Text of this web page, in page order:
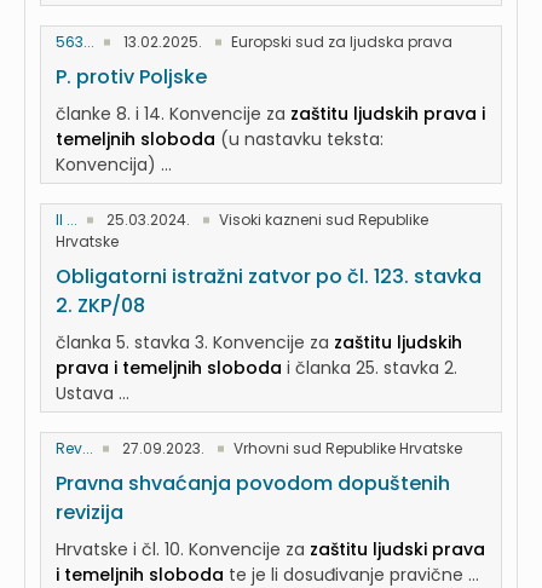
563... 13.02.2025. Europski sud za ljudska prava
P. protiv Poljske
članke 8. i 14. Konvencije za zaštitu ljudskih prava i
temeljnih sloboda (u nastavku teksta:
Konvencija) ...
II ... 25.03.2024.
Visoki kazneni sud Republike
Hrvatske
Obligatorni istražni zatvor po čl. 123. stavka
2. ZKP/08
članka 5. stavka 3. Konvencije za zaštitu ljudskih
prava i temeljnih sloboda i članka 25. stavka 2.
Ustava ...
Rev... 27.09.2023. Vrhovni sud Republike Hrvatske
Pravna shvaćanja povodom dopuštenih
revizija
Hrvatske i čl. 10. Konvencije za zaštitu ljudski prava
i temeljnih sloboda te je li dosuđivanje pravične ...